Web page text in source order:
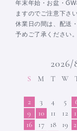
年末年始・お盆・
ますのでご注意下さい
休業日の間は、配送
予めご了承ください。
2026/
S M T W
2
3 4 5
9
10 11 12
16
17 18 19